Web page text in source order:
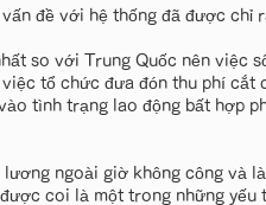
đề với hệ thống đã được chỉ
so với Trung Quốc nên việc
tổ chức đưa đón thu phí cắt
tình trạng lao động bất hợp
ngoài giờ không công và
coi là một trong những yếu